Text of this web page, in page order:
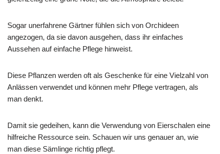
Sogar unerfahrene Gärtner fühlen sich von Orchideen
angezogen, da sie davon ausgehen, dass ihr einfaches
Aussehen auf einfache Pflege hinweist.
Diese Pflanzen werden oft als Geschenke für eine Vielzahl von
Anlässen verwendet und können mehr Pflege vertragen, als
man denkt.
Damit sie gedeihen, kann die Verwendung von Eierschalen eine
hilfreiche Ressource sein. Schauen wir uns genauer an, wie
man diese Sämlinge richtig pflegt.